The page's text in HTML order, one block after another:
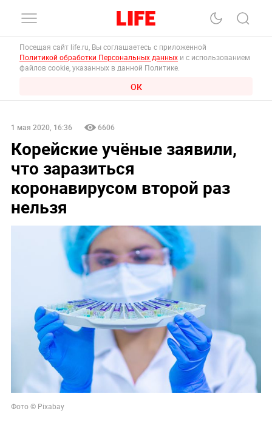
Посещая сайт life.ru, Вы соглашаетесь с приложенной
Политикой обработки Персональных данных и с использованием
файлов cookie, указанных в данной Политике.
ОК
1 мая 2020, 16:36 6606
Корейские учёные заявили,
что заразиться
коронавирусом второй раз
нельзя
Фото © Pixabay